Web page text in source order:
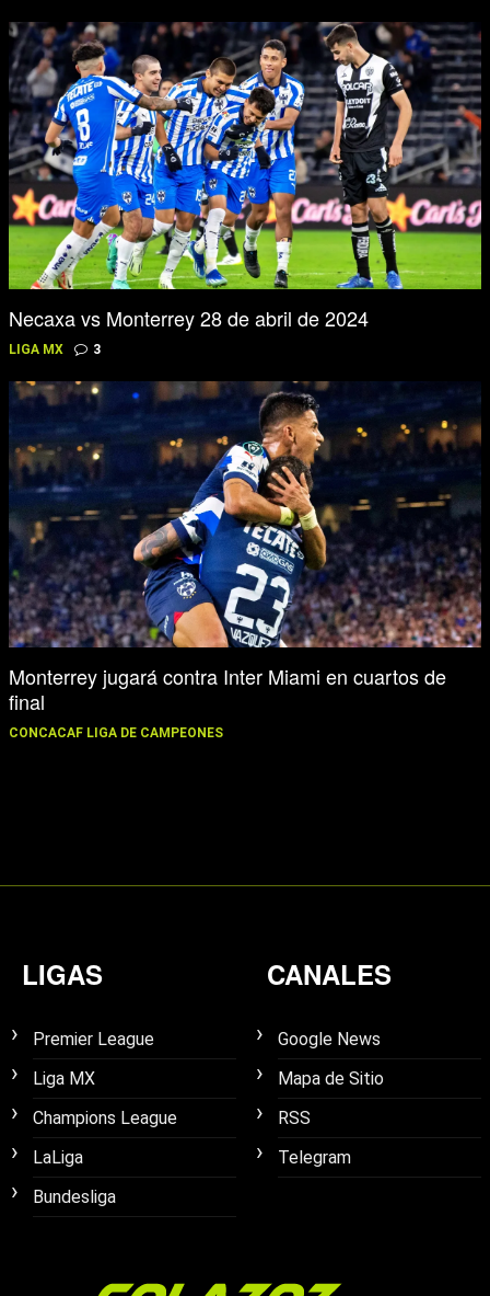
Necaxa vs Monterrey 28 de abril de 2024
LIGA MX 3
Monterrey jugará contra Inter Miami en cuartos de
final
CONCACAF LIGA DE CAMPEONES
LIGAS
Premier League
Liga MX
Champions League
LaLiga
Bundesliga
CANALES
Google News
Mapa de Sitio
RSS
Telegram